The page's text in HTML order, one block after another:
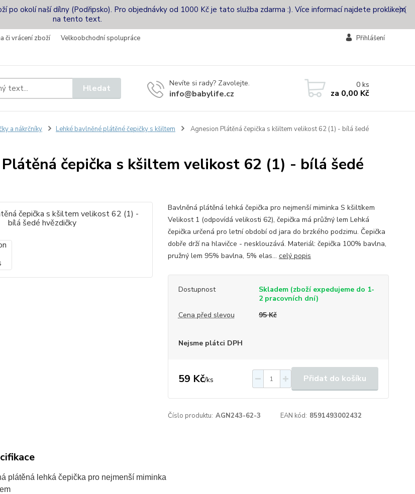
po okolí naší dílny (Podřipsko). Pro objednávky od 1000 Kč je tato služba zdarma :). Více informací najdete proklikem
na tento text.
či vrácení zboží
Velkoobchodní spolupráce
Přihlášení
Hledat Nevíte si rady? Zavolejte.
info@babylife.cz
0ks
za 0,00 Kč
a nákrčníky Lehké bavlněné plátěné čepičky s kšiltem
Agnesion Plátěná čepička s kšiltem velikost 62 (1) - bílá šedé
čepička s kšiltem velikost 62 (1) - bílá šedé
Bavlněná plátěná lehká čepička pro nejmenší miminka S kšiltíkem
Velikost 1 (odpovídá velikosti 62), čepička má průžný lem Lehká
čepička určená pro letní období od jara do brzkého podzimu. Čepička
dobře drží na hlavičce - nesklouzává. Materiál: čepička 100% bavlna,
pružný lem 95% bavlna, 5% elas... celý popis
Dostupnost
Skladem (zboží expedujeme do 1-
2 pracovních dní)
Cena před slevou
95 Kč
Nejsme plátci DPH
59 Kč/ks Přidat do košíku
Číslo produktu: AGN243-62-3 EAN kód: 8591493002432
plátěná lehká čepička pro nejmenší miminka